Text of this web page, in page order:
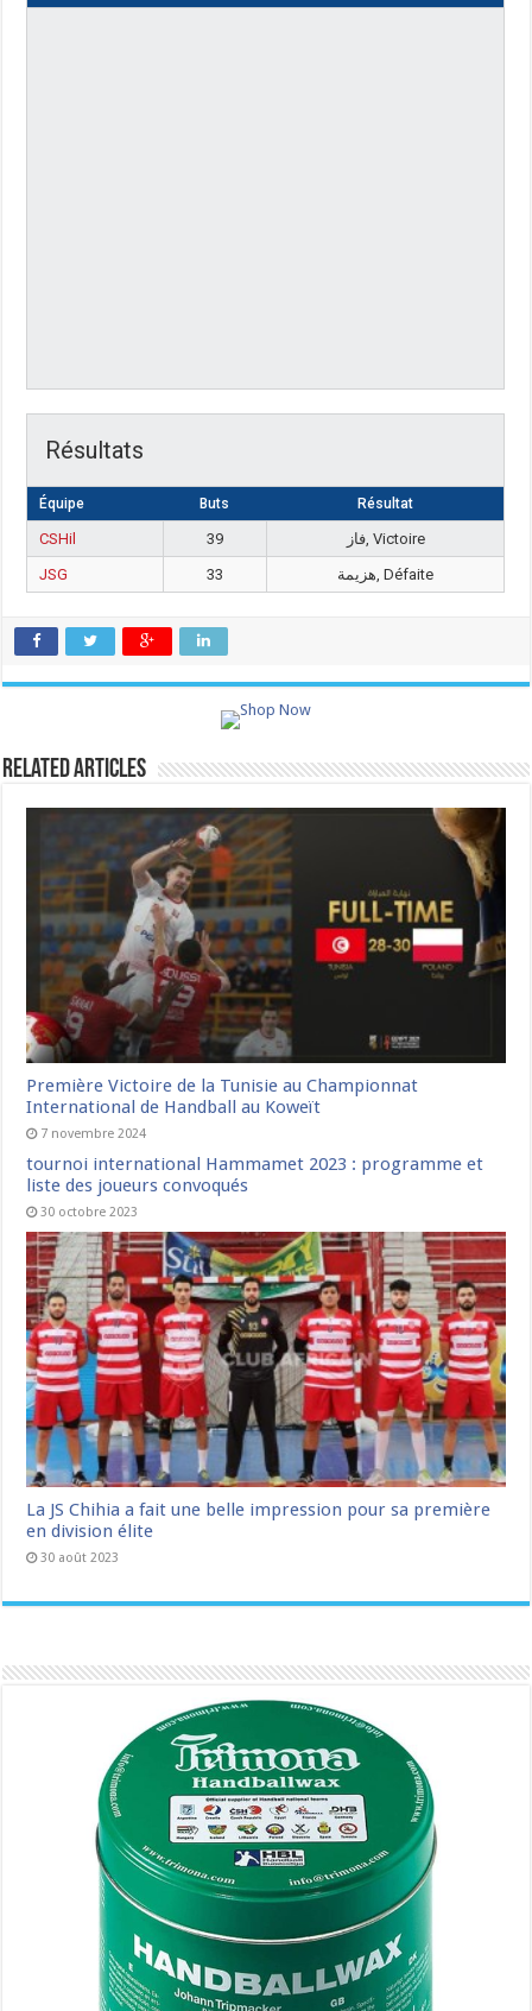
Résultats
Équipe Buts Résultat
CSHil 39
فاز, Victoire
JSG
33 هزيمة, Défaite
Related Articles
Première Victoire de la Tunisie au Championnat
International de Handball au Koweït
7 novembre 2024
tournoi international Hammamet 2023 : programme et
liste des joueurs convoqués
30 octobre 2023
La JS Chihia a fait une belle impression pour sa première
en division élite
30 août 2023